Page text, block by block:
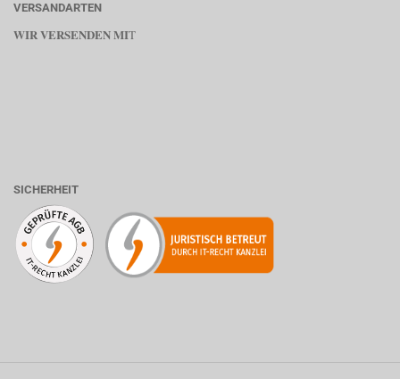
VERSANDARTEN
WIR VERSENDEN MIT
SICHERHEIT